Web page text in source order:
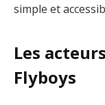
simple et
Les
Flyboys